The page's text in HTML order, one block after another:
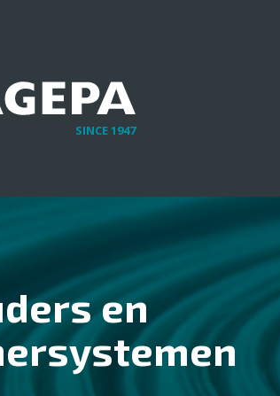
SINCE 1947
en